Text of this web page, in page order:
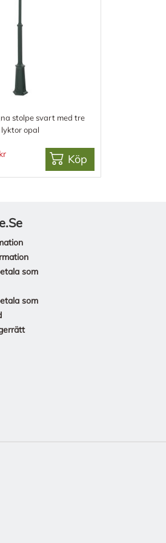
stolpe svart med tre
lyktor opal
Köp
som
som